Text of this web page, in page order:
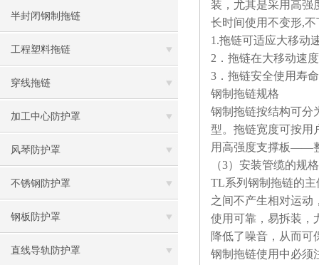
半封闭钢制拖链
工程塑料拖链
穿线拖链
加工中心防护罩
风琴防护罩
不锈钢防护罩
钢板防护罩
直线导轨防护罩
装，尤其是采用高强
长时间使用不变形,不
1.拖链可适应大移动
2 ．拖链在大移动速
3 ．拖链安全使用寿
钢制拖链规格
钢制拖链按结构可分
型。拖链宽度可按用
用高强度支撑板——
（3）安装管缆的
TL系列 钢制拖链的
之间不产生相对运动
使用可靠，易拆装，
降低了噪音，从而可
钢制拖链使用中必须